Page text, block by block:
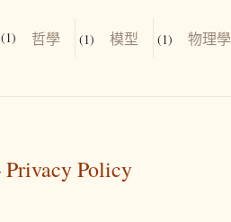
(1) 哲學 (1) 模型 (1) 物理學
Privacy Policy